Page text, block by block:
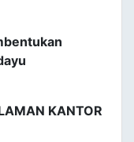
KANTOR